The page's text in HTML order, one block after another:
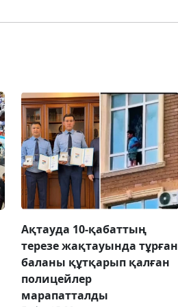
Ақтауда 10-қабаттың
терезе жақтауында тұрған
баланы құтқарып қалған
полицейлер
марапатталды